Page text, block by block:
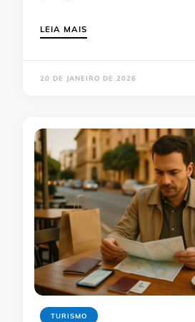
LEIA MAIS
20 DE JANEIRO DE 2026
TURISMO